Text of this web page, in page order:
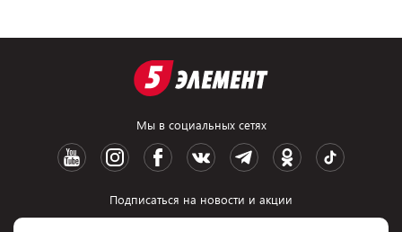
Мы в социальных сетях
Подписаться на новости и акции